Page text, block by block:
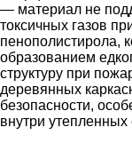
— материал не
токсичных газов
пенополистирола,
образованием
структуру при
деревянных
безопасности,
внутри утепленных